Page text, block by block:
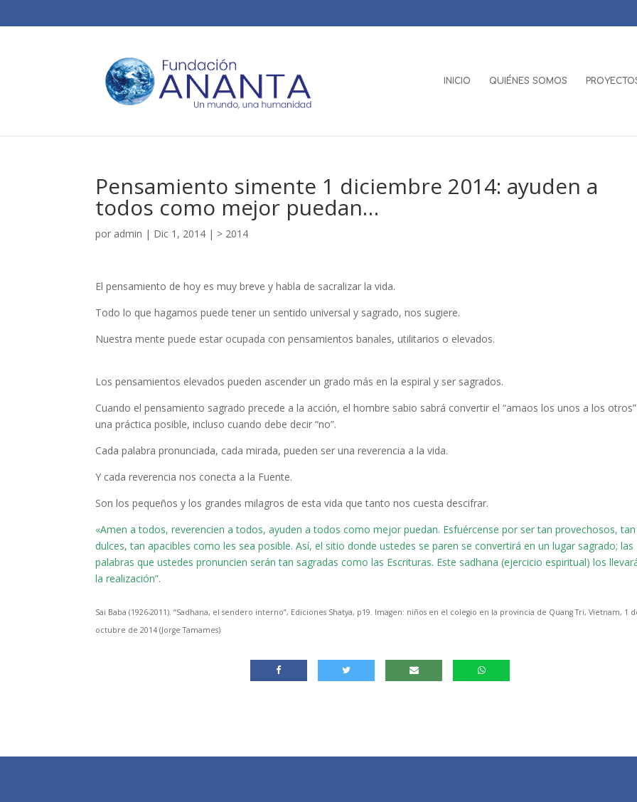
INICIO QUIÉNES SOMOS
Pensamiento simente 1 diciembre 2014: ayuden a
todos como mejor puedan…
por admin | Dic 1, 2014 | > 2014
El pensamiento de hoy es muy breve y habla de sacralizar la vida.
Todo lo que hagamos puede tener un sentido universal y sagrado, nos sugiere.
Nuestra mente puede estar ocupada con pensamientos banales, utilitarios o elevados.
Los pensamientos elevados pueden ascender un grado más en la espiral y ser sagrados.
Cuando el pensamiento sagrado precede a la acción, el hombre sabio sabrá convertir el “amaos los unos a los
una práctica posible, incluso cuando debe decir “no”.
Cada palabra pronunciada, cada mirada, pueden ser una reverencia a la vida.
Y cada reverencia nos conecta a la Fuente.
Son los pequeños y los grandes milagros de esta vida que tanto nos cuesta descifrar.
«Amen a todos, reverencien a todos, ayuden a todos como mejor puedan. Esfuércense por ser tan provechosos, tan
dulces, tan apacibles como les sea posible. Así, el sitio donde ustedes se paren se convertirá en un lugar sagrado; las
palabras que ustedes pronuncien serán tan sagradas como las Escrituras. Este sadhana (ejercicio espiritual) los
la realización”.
Sai Baba (1926-2011). “Sadhana, el sendero interno”, Ediciones Shatya, p19. Imagen: niños en el colegio en la provincia de Quang Tri, Vietnam, 1
octubre de 2014 (Jorge Tamames)